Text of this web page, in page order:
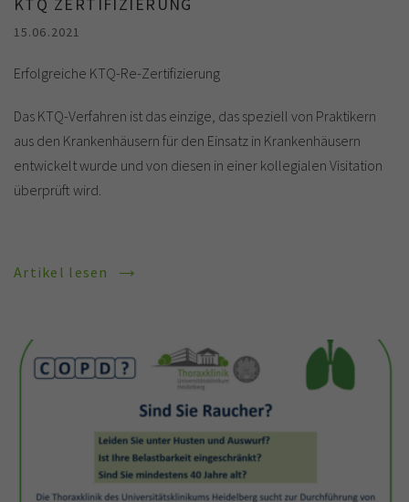
15.06.2021
Erfolgreiche KTQ-Re-Zertifizierung
Das KTQ-Verfahren ist das einzige, das speziell von Praktikern
aus den Krankenhäusern für den Einsatz in Krankenhäusern
entwickelt wurde und von diesen in einer kollegialen Visitation
überprüft wird.
Artikel lesen